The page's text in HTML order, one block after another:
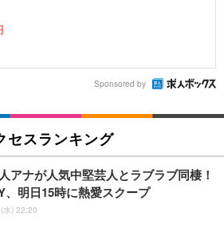
Sponsored by
セスランキング
アナが人気中堅芸人とラブラブ同棲！
、明日15時に熱愛スクープ
水) 22:20